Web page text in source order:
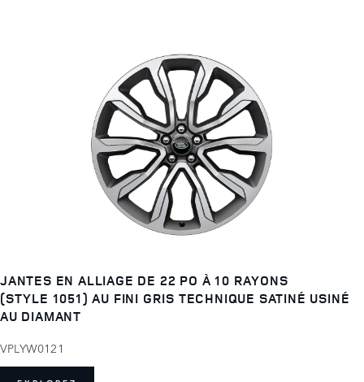
JANTES EN ALLIAGE DE 22 PO À 10 RAYONS
(STYLE 1051) AU FINI GRIS TECHNIQUE SATINÉ USINÉ
AU DIAMANT
VPLYW0121